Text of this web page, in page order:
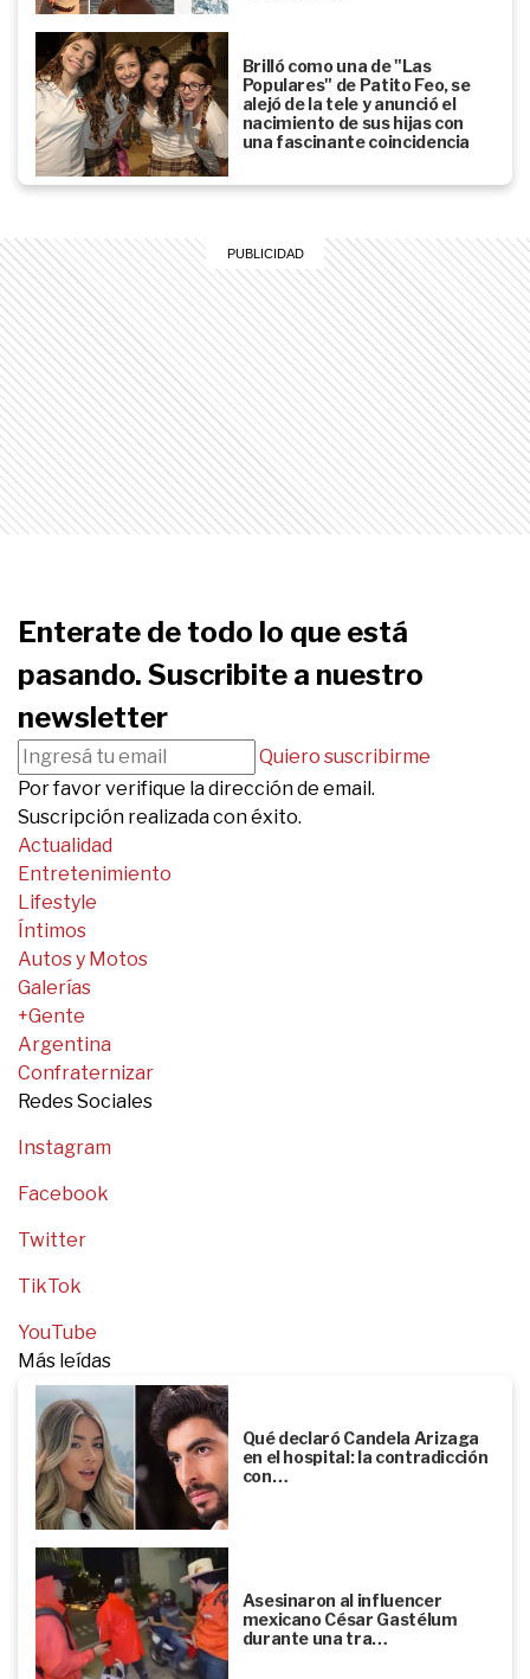
Brilló como una de "Las
Populares" de Patito Feo, se
alejó de la tele y anunció el
nacimiento de sus hijas con
una fascinante coincidencia
Enterate de todo lo que está
pasando. Suscribite a nuestro
newsletter
Quiero suscribirme
Por favor verifique la dirección de email.
Suscripción realizada con éxito.
Actualidad
Entretenimiento
Lifestyle
Íntimos
Autos y Motos
Galerías
+Gente
Argentina
Confraternizar
Redes Sociales
Instagram
Facebook
Twitter
TikTok
YouTube
Más leídas
Qué declaró Candela Arizaga
en el hospital: la contradicción
con…
Asesinaron al influencer
mexicano César Gastélum
durante una tra…